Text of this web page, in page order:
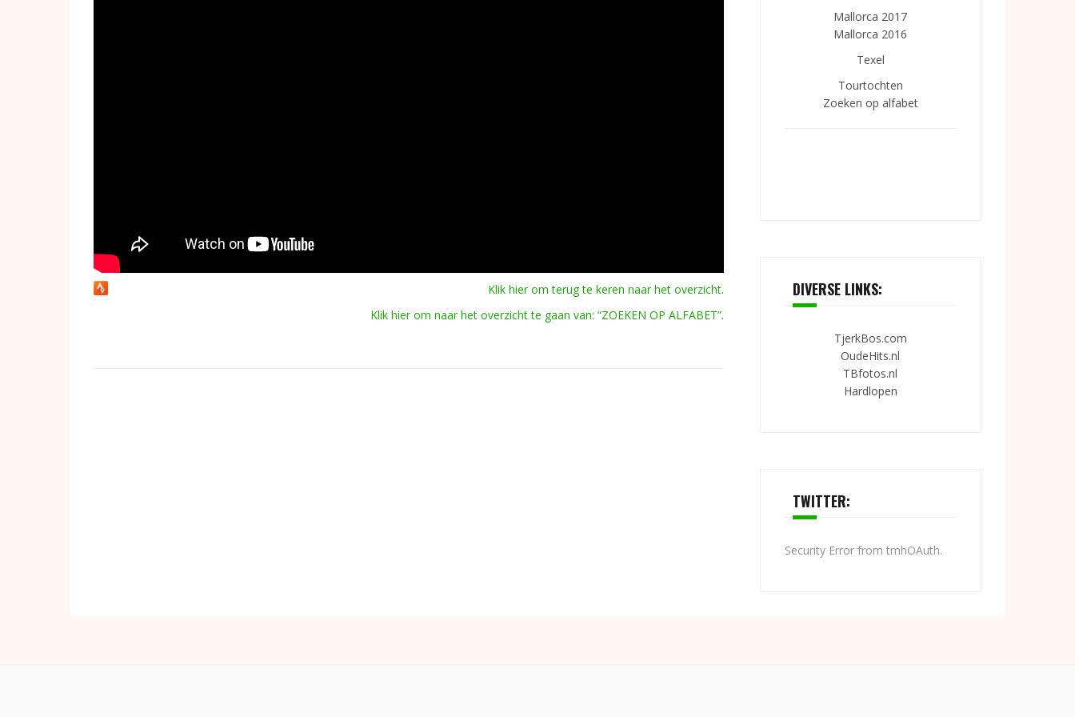
Klik hier om terug te keren naar het overzicht.
Klik hier om naar het overzicht te gaan van: “ZOEKEN OP ALFABET”.
Mallorca 2017
Mallorca 2016
Texel
Tourtochten
Zoeken op alfabet
DIVERSE LINKS:
TjerkBos.com
OudeHits.nl
TBfotos.nl
Hardlopen
TWITTER:
Security Error from tmhOAuth.